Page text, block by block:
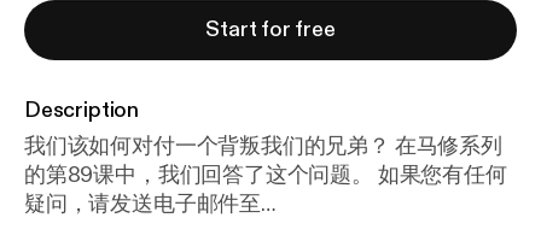
Start for free
Description
我们该如何对付一个背叛我们的兄弟？ 在马修系列
的第89课中，我们回答了这个问题。 如果您有任何
疑问，请发送电子邮件至